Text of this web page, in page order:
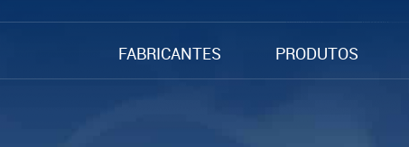
FABRICANTES PRODUTOS